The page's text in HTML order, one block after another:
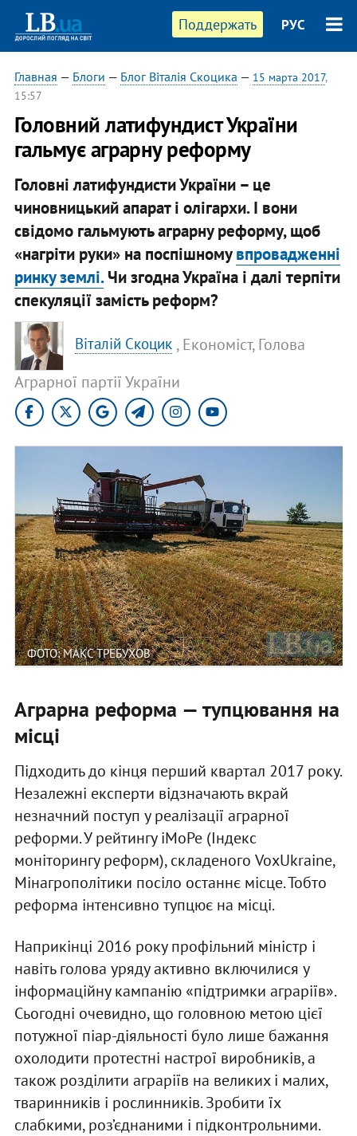
Поддержать РУС
Главная — Блоги — Блог Віталія Скоцика — 15 марта 2017,
15:57
Головний латифундист України
гальмує аграрну реформу
Головні латифундисти України – це
чиновницький апарат і олігархи. І вони
свідомо гальмують аграрну реформу, щоб
«нагріти руки» на поспішномувпровадженні
ринку землі.Чи згодна Україна і далі терпіти
спекуляції замість реформ?
Віталій Скоцик , Економіст, Голова
Аграрної партії України
ФОТО: МАКС ТРЕБУХОВ
Аграрна реформа — тупцювання на
місці
Підходить до кінця перший квартал 2017 року.
Незалежні експерти відзначають вкрай
незначний поступ у реалізації аграрної
реформи. У рейтингу іМоРе (Індекс
моніторингу реформ), складеного VoxUkraine,
Мінагрополітики посіло останнє місце. Тобто
реформа інтенсивно тупцює на місці.
Наприкінці 2016 року профільний міністр і
навіть голова уряду активно включилися у
інформаційну кампанію «підтримки аграріїв».
Сьогодні очевидно, що головною метою цієї
потужної піар-діяльності було лише бажання
охолодити протестні настрої виробників, а
також розділити аграріїв на великих і малих,
тваринників і рослинників. Зробити їх
слабкими, роз’єднаними і підконтрольними.